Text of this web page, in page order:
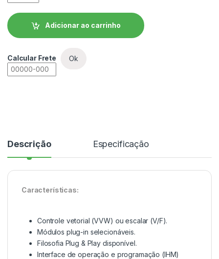
Adicionar ao carrinho
Calcular Frete Ok
Descrição Especificação
Características:
Controle vetorial (VVW) ou escalar (V/F).
Módulos plug-in selecionáveis.
Filosofia Plug & Play disponível.
Interface de operação e programação (IHM)